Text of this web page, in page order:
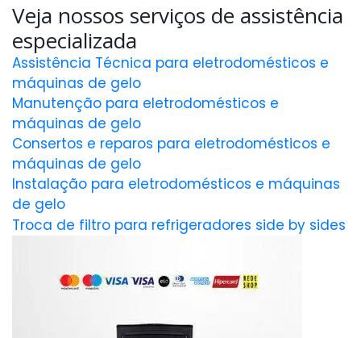
Veja nossos serviços de assistência
especializada
Assistência Técnica para eletrodomésticos e
máquinas de gelo
Manutenção para eletrodomésticos e
máquinas de gelo
Consertos e reparos para eletrodomésticos e
máquinas de gelo
Instalação para eletrodomésticos e máquinas
de gelo
Troca de filtro para refrigeradores side by sides